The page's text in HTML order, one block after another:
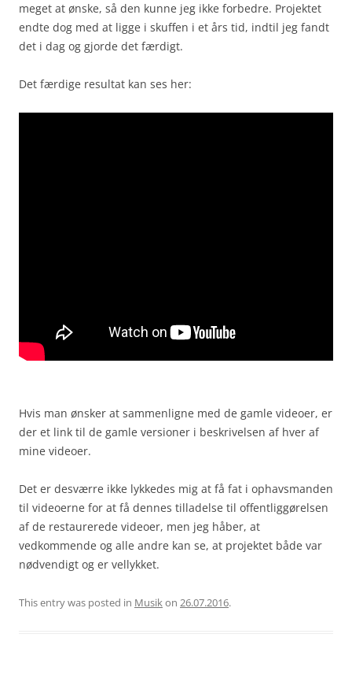
meget at ønske, så den kunne jeg ikke forbedre. Projektet
endte dog med at ligge i skuffen i et års tid, indtil jeg fandt
det i dag og gjorde det færdigt.
Det færdige resultat kan ses her:
Hvis man ønsker at sammenligne med de gamle videoer, er
der et link til de gamle versioner i beskrivelsen af hver af
mine videoer.
Det er desværre ikke lykkedes mig at få fat i ophavsmanden
til videoerne for at få dennes tilladelse til offentliggørelsen
af de restaurerede videoer, men jeg håber, at
vedkommende og alle andre kan se, at projektet både var
nødvendigt og er vellykket.
This entry was posted in Musikon 26.07.2016.